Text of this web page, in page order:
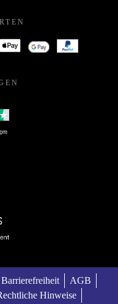
Barrierefreiheit
AGB
Hinweise